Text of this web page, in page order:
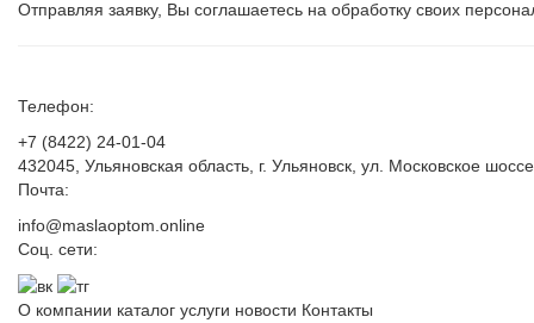
Отправляя заявку, Вы соглашаетесь на обработку своих
Телефон:
+7 (8422) 24-01-04
432045, Ульяновская область, г. Ульяновск, ул. Московское
Почта:
info@maslaoptom.online
Соц. сети:
О компании каталог услуги новости Контакты